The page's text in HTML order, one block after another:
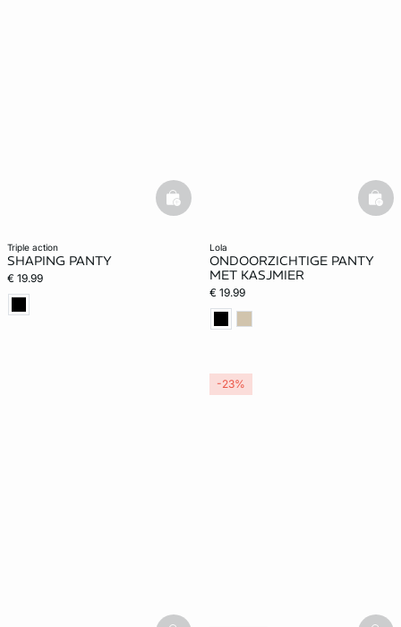
triple action
SHAPING PANTY
€ 19.99
basketfull
lola
ONDOORZICHTIGE PANTY
MET KASJMIER
€ 19.99
-23%